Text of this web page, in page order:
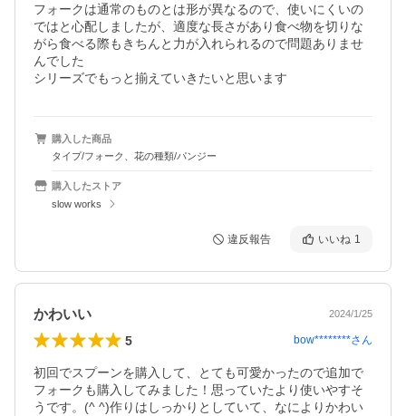
フォークは通常のものとは形が異なるので、使いにくいの
ではと心配しましたが、適度な長さがあり食べ物を切りな
がら食べる際もきちんと力が入れられるので問題ありませ
んでした
シリーズでもっと揃えていきたいと思います
購入した商品
タイプ/フォーク、花の種類/パンジー
購入したストア
slow works
違反報告 いいね 1
かわいい 2024/1/25
5 bow********さん
初回でスプーンを購入して、とても可愛かったので追加で
フォークも購入してみました！思っていたより使いやすそ
うです。(^ ^)作りはしっかりとしていて、なによりかわい